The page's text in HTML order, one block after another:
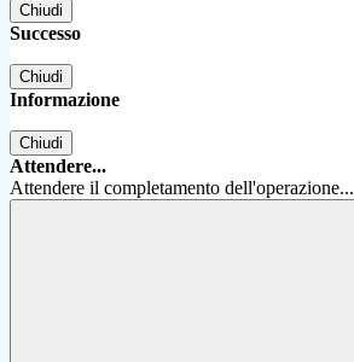
Chiudi
Successo
Chiudi
Informazione
Chiudi
Attendere...
Attendere il completamento dell'operazione...